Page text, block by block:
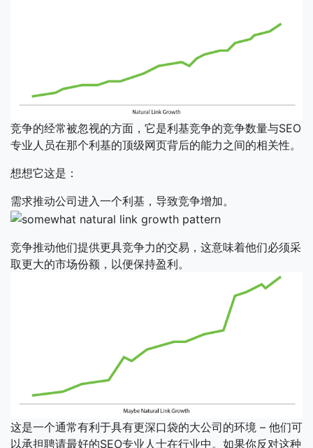
竞争的经常被忽视的方面，它是利基竞争的竞争数量与SEO
专业人员在那个利基的顶级网页背后的能力之间的相关性。
想想它这是：
需求推动公司进入一个利基，导致竞争增加。
竞争推动他们提供更具竞争力的交易，这意味着他们必须采
取更大的市场份额，以便保持盈利。
这是一个通常有利于具有更深口袋的大公司的环境 – 他们可
以承担聘请最好的SEO专业人士在行业中。如果你反对这种